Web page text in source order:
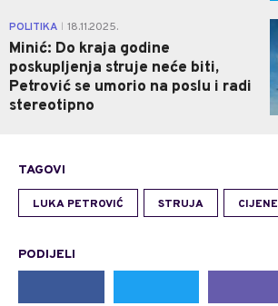
POLITIKA 18.11.2025.
Minić: Do kraja godine
poskupljenja struje neće biti,
Petrović se umorio na poslu i radi
stereotipno
TAGOVI
LUKA PETROVIĆ STRUJA CIJENE
PODIJELI